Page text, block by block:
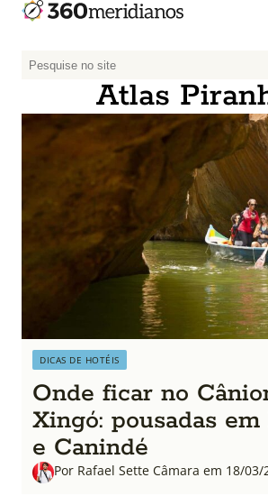
P
q
a
Atlas
DICAS DE HOTÉIS
Onde ficar no
Xingó: pousadas
e Canindé
Por Rafael Sette Câmara em 18/03/